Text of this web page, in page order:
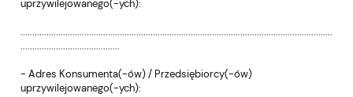
uprzywilejowanego(-ych):
....................................................................................................................................
..........................................
- Adres Konsumenta(-ów) / Przedsiębiorcy(-ów)
uprzywilejowanego(-ych):